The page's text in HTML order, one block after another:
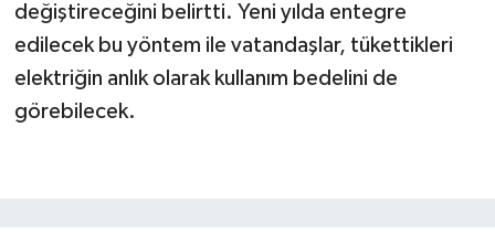
değiştireceğini belirtti. Yeni yılda entegre
edilecek bu yöntem ile vatandaşlar, tükettikleri
elektriğin anlık olarak kullanım bedelini de
görebilecek.